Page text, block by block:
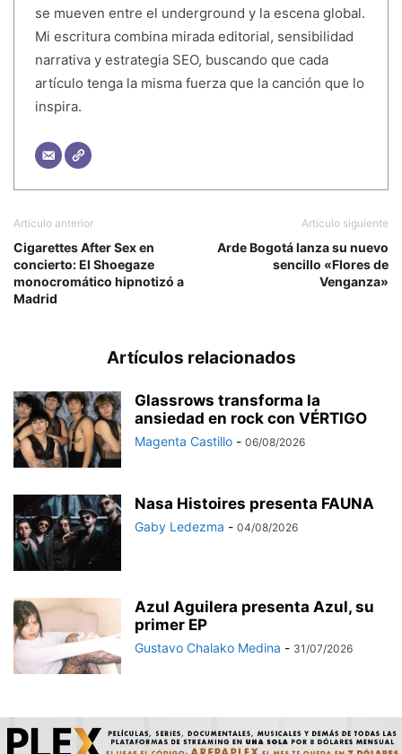
se mueven entre el underground y la escena global.
Mi escritura combina mirada editorial, sensibilidad
narrativa y estrategia SEO, buscando que cada
artículo tenga la misma fuerza que la canción que lo
inspira.
Artículo anterior
Cigarettes After Sex en
concierto: El Shoegaze
monocromático hipnotizó a
Madrid
Artículo siguiente
Arde Bogotá lanza su nuevo
sencillo «Flores de
Venganza»
Artículos relacionados
Glassrows transforma la
ansiedad en rock con VÉRTIGO
Magenta Castillo - 06/08/2026
Nasa Histoires presenta FAUNA
Gaby Ledezma - 04/08/2026
Azul Aguilera presenta Azul, su
primer EP
Gustavo Chalako Medina - 31/07/2026